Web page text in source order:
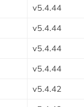
v5.4.44
v5.4.44
v5.4.44
v5.4.44
v5.4.42